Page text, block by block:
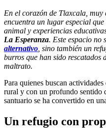
En el corazón de Tlaxcala,
encuentra un lugar especial
animal y experiencias
La Esperanza. Este espacio no
alternativo , sino también un
burros que han sido rescatados
maltrato.
Para quienes buscan
rural y con un profundo sentido
santuario se ha convertido en
Un refugio con